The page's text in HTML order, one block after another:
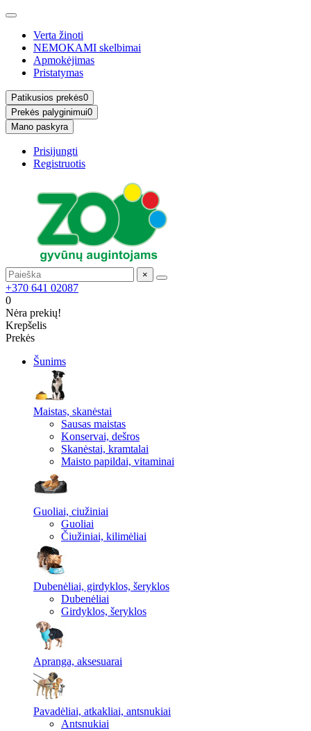
Verta žinoti
NEMOKAMI skelbimai
Apmokėjimas
Pristatymas
Patikusios prekės0
Prekės palyginimui0
Mano paskyra
Prisijungti
Registruotis
×
+370 641 02087
0
Nėra prekių!
Krepšelis
Prekės
Šunims
Maistas, skanėstai
Sausas maistas
Konservai, dešros
Skanėstai, kramtalai
Maisto papildai, vitaminai
Guoliai, ciužiniai
Guoliai
Čiužiniai, kilimėliai
Dubenėliai, girdyklos, šeryklos
Dubenėliai
Girdyklos, šeryklos
Apranga, aksesuarai
Pavadėliai, atkakliai, antsnukiai
Antsnukiai